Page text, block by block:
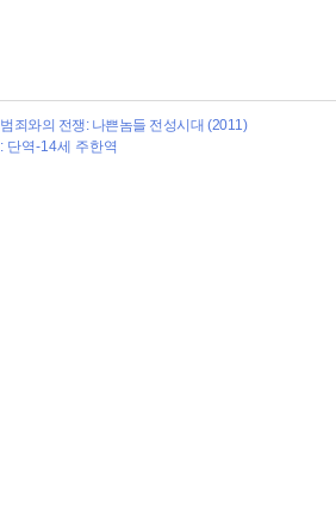
범죄와의 전쟁: 나쁜놈들 전성시대 (2011)
: 단역-14세 주한역